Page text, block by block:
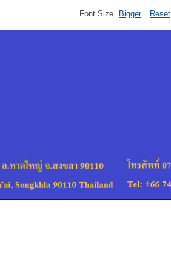
Font Size Bigger Reset